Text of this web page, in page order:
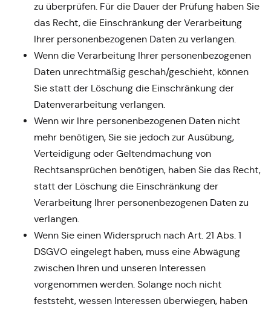
zu überprüfen. Für die Dauer der Prüfung haben Sie
das Recht, die Einschränkung der Verarbeitung
Ihrer personenbezogenen Daten zu verlangen.
Wenn die Verarbeitung Ihrer personenbezogenen
Daten unrechtmäßig geschah/geschieht, können
Sie statt der Löschung die Einschränkung der
Datenverarbeitung verlangen.
Wenn wir Ihre personenbezogenen Daten nicht
mehr benötigen, Sie sie jedoch zur Ausübung,
Verteidigung oder Geltendmachung von
Rechtsansprüchen benötigen, haben Sie das Recht,
statt der Löschung die Einschränkung der
Verarbeitung Ihrer personenbezogenen Daten zu
verlangen.
Wenn Sie einen Widerspruch nach Art. 21 Abs. 1
DSGVO eingelegt haben, muss eine Abwägung
zwischen Ihren und unseren Interessen
vorgenommen werden. Solange noch nicht
feststeht, wessen Interessen überwiegen, haben